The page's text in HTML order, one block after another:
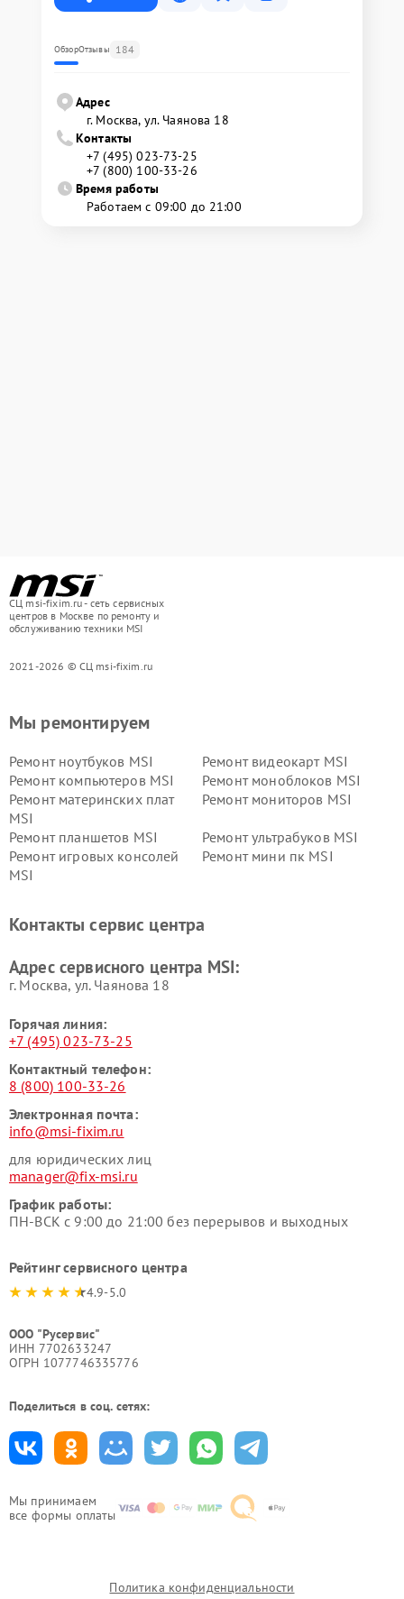
ОбзорОтзывы 184
Адрес
г. Москва, ул. Чаянова 18
Контакты
+7 (495) 023-73-25
+7 (800) 100-33-26
Время работы
Работаем с 09:00 до 21:00
СЦ msi-fixim.ru - сеть сервисных
центров в Москве по ремонту и
обслуживанию техники MSI
2021-2026 © СЦ msi-fixim.ru
Мы принимаем
все формы оплаты
Мы ремонтируем
Ремонт ноутбуков MSI
Ремонт видеокарт MSI
Ремонт компьютеров MSI
Ремонт моноблоков MSI
Ремонт материнских плат
MSI
Ремонт мониторов MSI
Ремонт планшетов MSI
Ремонт ультрабуков MSI
Ремонт игровых консолей
MSI
Ремонт мини пк MSI
Контакты сервис центра
Адрес сервисного центра MSI:
г. Москва, ул. Чаянова 18
Горячая линия:
+7 (495) 023-73-25
Контактный телефон:
8 (800) 100-33-26
Электронная почта:
info@msi-fixim.ru
для юридических лиц
manager@fix-msi.ru
График работы:
ПН-ВСК с 9:00 до 21:00 без перерывов и выходных
Рейтинг сервисного центра
4.9-5.0
ООО "Русервис"
ИНН 7702633247
ОГРН 1077746335776
Поделиться в соц. сетях:
Политика конфиденциальности